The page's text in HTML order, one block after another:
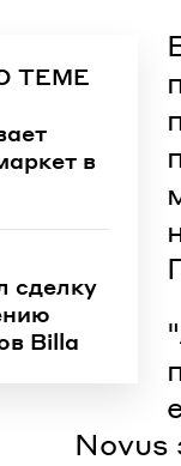
ТЕМЕ
в
сделку
Billa
Novus